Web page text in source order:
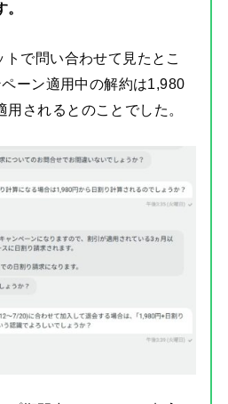
で問い合わせて見たとこ
ーン適用中の解約は1,980
されるとのことでした。